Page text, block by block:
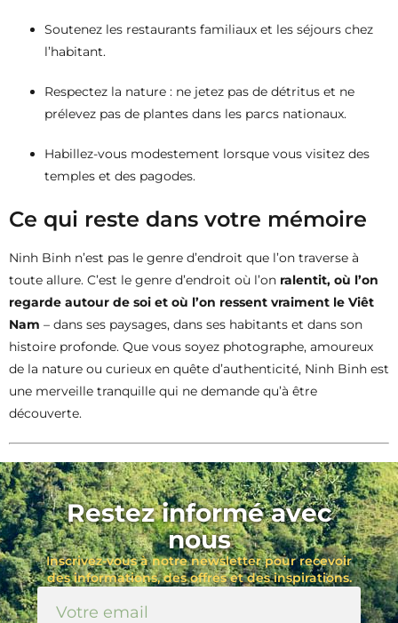
Soutenez les restaurants familiaux et les séjours chez
l’habitant.
Respectez la nature : ne jetez pas de détritus et ne
prélevez pas de plantes dans les parcs nationaux.
Habillez-vous modestement lorsque vous visitez des
temples et des pagodes.
Ce qui reste dans votre mémoire
Ninh Binh n’est pas le genre d’endroit que l’on traverse à
toute allure. C’est le genre d’endroit où l’on ralentit, où l’on
regarde autour de soi et où l’on ressent vraiment le Viêt
Nam – dans ses paysages, dans ses habitants et dans son
histoire profonde. Que vous soyez photographe, amoureux
de la nature ou curieux en quête d’authenticité, Ninh Binh est
une merveille tranquille qui ne demande qu’à être
découverte.
Restez informé avec
nous
Inscrivez-vous à notre newsletter pour recevoir
des informations, des offres et des inspirations.